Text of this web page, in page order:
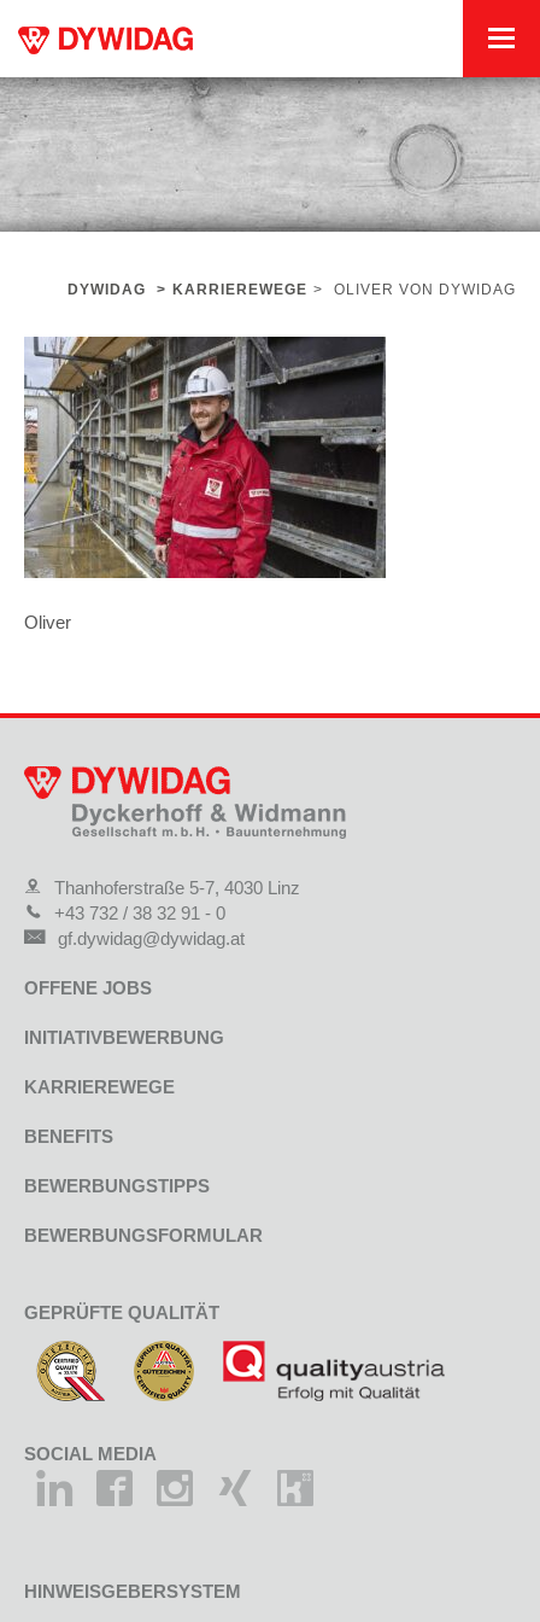
DYWIDAG > KARRIEREWEGE > OLIVER VON DYWIDAG
Oliver
Thanhoferstraße 5-7, 4030 Linz
+43 732 / 38 32 91 - 0
gf.dywidag@dywidag.at
OFFENE JOBS
INITIATIVBEWERBUNG
KARRIEREWEGE
BENEFITS
BEWERBUNGSTIPPS
BEWERBUNGSFORMULAR
GEPRÜFTE QUALITÄT
SOCIAL MEDIA
HINWEISGEBERSYSTEM